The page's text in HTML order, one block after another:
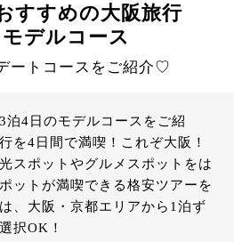
すすめの大阪旅行
デルコース
ートコースをご紹介♡
泊4日のモデルコースをご紹
を4日間で満喫！これぞ大阪！
スポットやグルメスポットをは
ットが満喫できる格安ツアーを
、大阪・京都エリアから1泊ず
択OK！